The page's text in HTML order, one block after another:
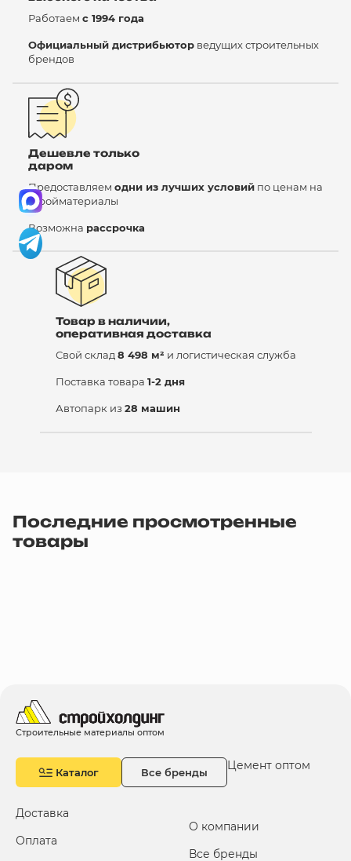
Работаем с 1994 года
Официальный дистрибьютор ведущих строительных
брендов
Дешевле только
даром
Предоставляем одни из лучших условий по ценам на
стройматериалы
Возможна рассрочка
Товар в наличии,
оперативная доставка
Свой склад 8 498 м² и логистическая служба
Поставка товара 1-2 дня
Автопарк из 28 машин
Последние просмотренные
товары
Строительные материалы оптом
Каталог Все бренды Цемент оптом
Доставка
Оплата
О компании
Все бренды